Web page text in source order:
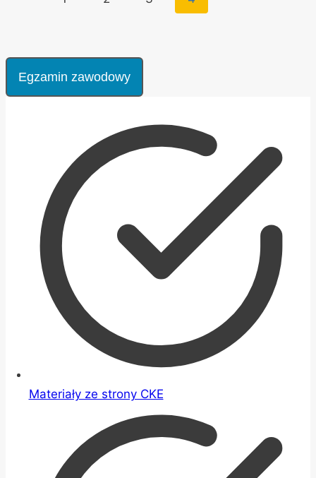
ZAPRASZA!
Egzamin zawodowy
Materiały ze strony CKE